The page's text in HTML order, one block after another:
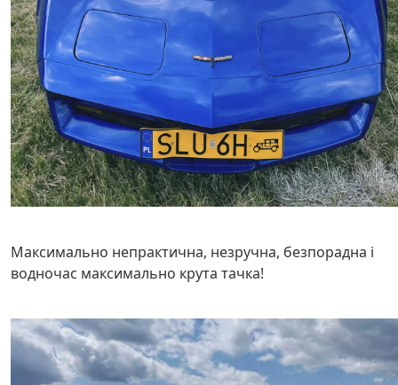
Максимально непрактична, незручна, безпорадна і
водночас максимально крута тачка!